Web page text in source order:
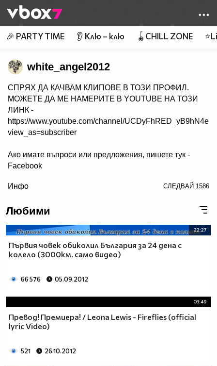
👾
🎉 PARTY TIME 👂 Клю – клю 🪀CHILL ZONE
white_angel2012
СПРЯХ ДА КАЧВАМ КЛИПОВЕ В ТОЗИ ПРОФИЛ.
МОЖЕТЕ ДА МЕ НАМЕРИТЕ В YOUTUBE НА ТОЗИ
ЛИНК -
https://www.youtube.com/channel/
view_as=subscriber
Ако имате въпроси или предложения, пишете тук -
Facebook
Инфо СЛЕДВАЙ 1586
Любими
22:27
Първия човек обиколил България за 24 дена с
колело (3000км. само видео)
66 576 05.09.2012
03:49
Превод! Премиера! / Leona Lewis - Fireflies (official
lyric Video)
521 26.10.2012